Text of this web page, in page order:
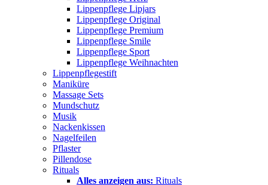
Lippenpflege Lipjars
Lippenpflege Original
Lippenpflege Premium
Lippenpflege Smile
Lippenpflege Sport
Lippenpflege Weihnachten
Lippenpflegestift
Maniküre
Massage Sets
Mundschutz
Musik
Nackenkissen
Nagelfeilen
Pflaster
Pillendose
Rituals
Alles anzeigen aus: Rituals